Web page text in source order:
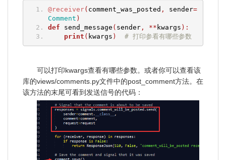
@receiver( comment_was_posted , sender=
Comment )
def send_message ( sender, ** kwargs ):
print ( kwargs ) # 打印参看有哪些参数
可以打印kwargs查看有哪些参数。或者你可以查看该
库的views/comments.py文件中的post_comment方法。在
该方法的末尾可看到发送信号的代码：